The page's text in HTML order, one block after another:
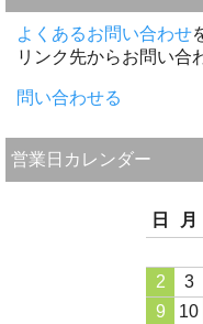
よくあるお問い合わせ
リンク先からお問い合
問い合わせる
営業日カレンダー
日
月
2
3
9
10